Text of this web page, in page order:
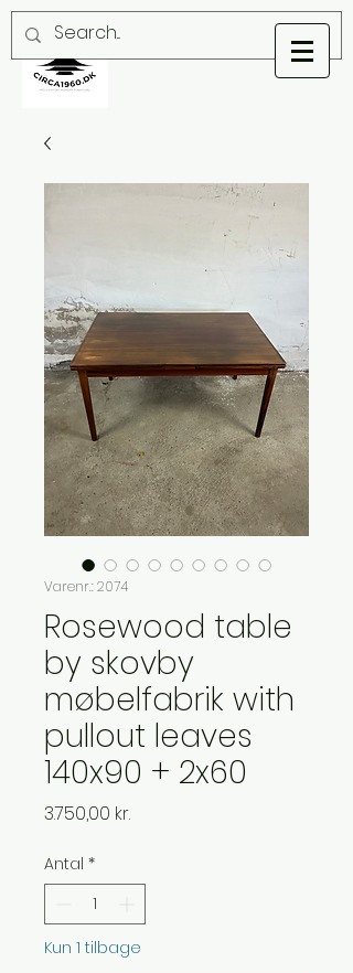
Varenr.: 2074
Rosewood table
by skovby
møbelfabrik with
pullout leaves
140x90 + 2x60
3.750,00 kr.Pris
Antal *
Kun 1 tilbage